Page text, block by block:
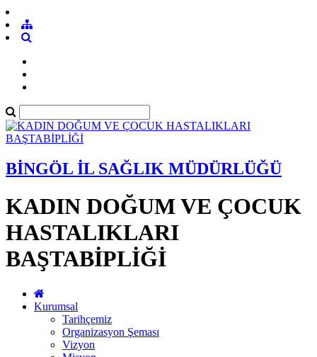
BİNGÖL İL SAĞLIK MÜDÜRLÜĞÜ
KADIN DOĞUM VE ÇOCUK
HASTALIKLARI
BAŞTABİPLİĞİ
Kurumsal
Tarihçemiz
Organizasyon Şeması
Vizyon